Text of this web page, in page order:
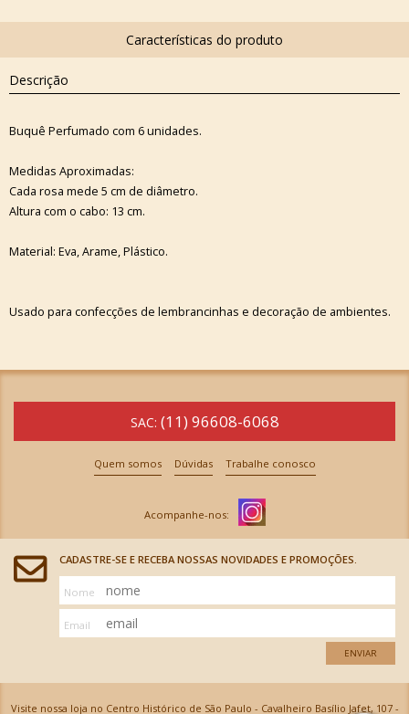
Descrição
Buquê Perfumado com 6 unidades.
Medidas Aproximadas:
Cada rosa mede 5 cm de diâmetro.
Altura com o cabo: 13 cm.
Material: Eva, Arame, Plástico.
Usado para confecções de lembrancinhas e decoração de ambientes.
SAC: (11) 96608-6068
Quem somos Dúvidas Trabalhe conosco
CADASTRE-SE E RECEBA NOSSAS NOVIDADES E PROMOÇÕES.
Nome
Email
ENVIAR
Visite nossa loja no Centro Histórico de São Paulo - Cavalheiro Basílio Jafet, 107 -